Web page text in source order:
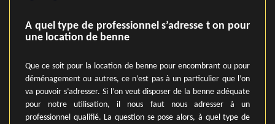
A quel type de professionnel s’adresse t on pour
une location de benne
Que ce soit pour la location de benne pour encombrant ou pour
déménagement ou autres, ce n’est pas à un particulier que l’on
va pouvoir s’adresser. Si l’on veut disposer de la benne adéquate
pour notre utilisation, il nous faut nous adresser à un
professionnel qualifié. La question se pose alors, à quel type de